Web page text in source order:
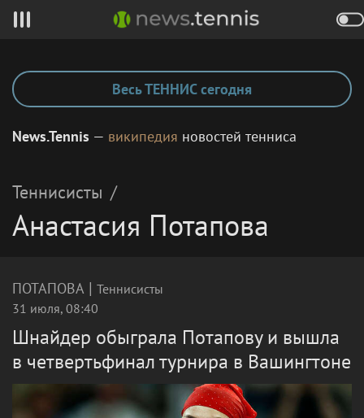
Весь ТЕННИС сегодня
News.Tennis — википедия новостей тенниса
Теннисисты /
Анастасия Потапова
ПОТАПОВА | Теннисисты
31 июля, 08:40
Шнайдер обыграла Потапову и вышла
в четвертьфинал турнира в Вашингтоне